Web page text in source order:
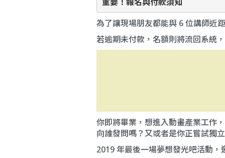
為了讓現場朋友都能與 6 位講師近
若逾期未付款，名額則將流回系統
你即將畢業，想進入動畫產業工作
向誰發問嗎？又或者是你正嘗試獨
2019 年最後一場夢想發光吧活動